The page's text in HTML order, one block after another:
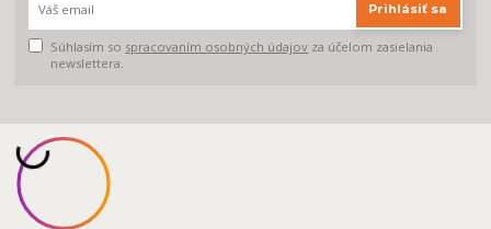
Prihlásiť sa
Súhlasím so spracovaním osobných údajov za účelom zasielania
newslettera.